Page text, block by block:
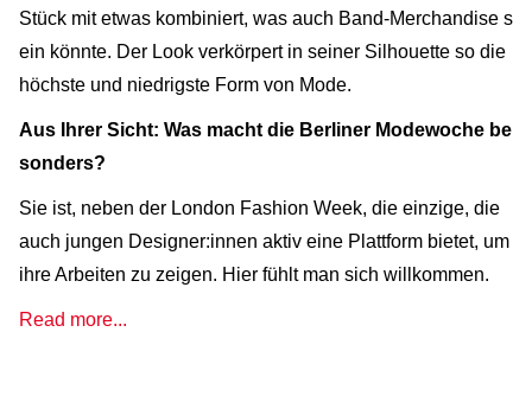
Stück mit etwas kombiniert, was auch Band-Merchandise s
ein könnte. Der Look verkörpert in seiner Silhouette so die
höchste und niedrigste Form von Mode.
Aus Ihrer Sicht: Was macht die Berliner Modewoche be
sonders?
Sie ist, neben der London Fashion Week, die einzige, die
auch jungen Designer:innen aktiv eine Plattform bietet, um
ihre Arbeiten zu zeigen. Hier fühlt man sich willkommen.
Read more...